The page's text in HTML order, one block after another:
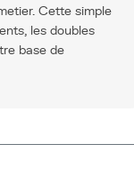
Cette simple
les doubles
base de